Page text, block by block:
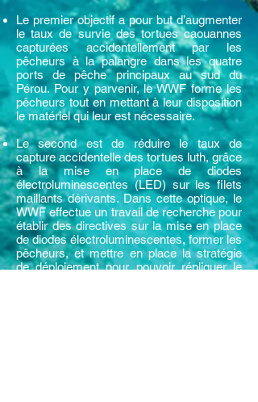
Le premier objectif a pour but d’augmenter
le taux de survie des tortues caouannes
capturées accidentellement par les
pêcheurs à la palangre dans les quatre
ports de pêche principaux au sud du
Pérou. Pour y parvenir, le WWF forme les
pêcheurs tout en mettant à leur disposition
le matériel qui leur est nécessaire.
​
Le second est de réduire le taux de
capture accidentelle des tortues luth, grâce
à la mise en place de diodes
électroluminescentes (LED) sur les filets
maillants dérivants. Dans cette optique, le
WWF effectue un travail de recherche pour
établir des directives sur la mise en place
de diodes électroluminescentes, former les
pêcheurs, et mettre en place la stratégie
de déploiement pour pouvoir répliquer le